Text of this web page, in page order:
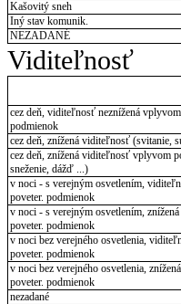
Kašovitý sneh
Iný stav komunik.
NEZADANÉ
Viditeľnosť
cez deň, viditeľnosť neznížená
podmienok
cez deň, znížená viditeľnosť (svitanie,
cez deň, znížená viditeľnosť vplyvom
sneženie, dážď ...)
v noci - s verejným osvetlením,
poveter. podmienok
v noci - s verejným osvetlením,
poveter. podmienok
v noci bez verejného osvetlenia,
poveter. podmienok
v noci bez verejného osvetlenia,
poveter. podmienok
nezadané